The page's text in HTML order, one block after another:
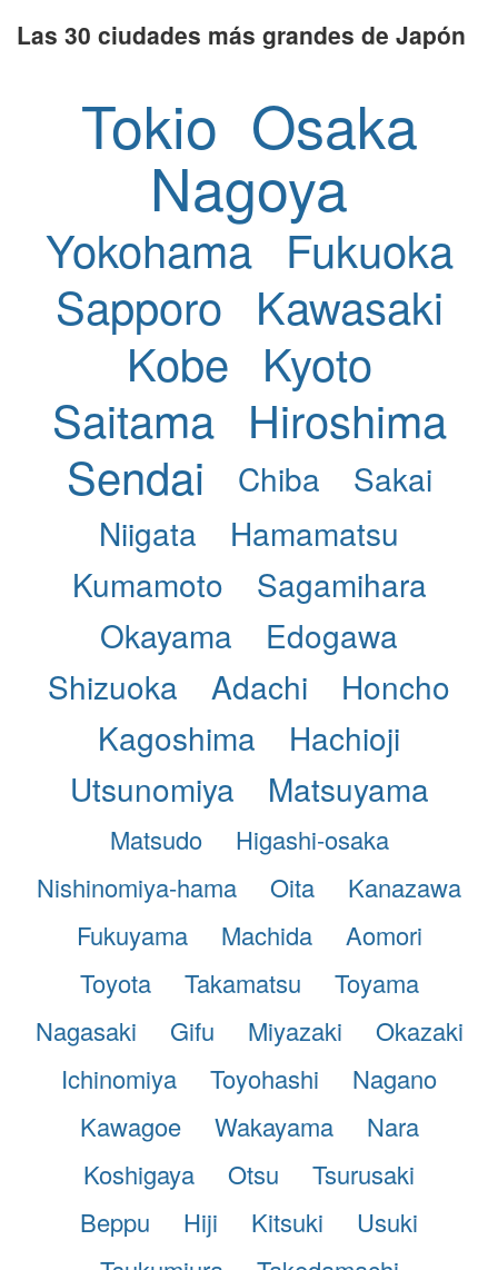
Las 30 ciudades más grandes de Japón
Tokio Osaka
Nagoya
Yokohama Fukuoka
Sapporo Kawasaki
Kobe Kyoto
Saitama Hiroshima
Sendai
Chiba
Sakai
Niigata
Hamamatsu
Kumamoto
Sagamihara
Okayama
Edogawa
Shizuoka
Adachi
Honcho
Kagoshima
Hachioji
Utsunomiya
Matsuyama
Matsudo
Higashi-osaka
Nishinomiya-hama
Oita
Kanazawa
Fukuyama
Machida
Aomori
Toyota
Takamatsu
Toyama
Nagasaki
Gifu Miyazaki
Okazaki
Ichinomiya
Toyohashi
Nagano
Kawagoe
Wakayama
Nara
Koshigaya
Otsu
Tsurusaki
Beppu
Hiji Kitsuki
Usuki